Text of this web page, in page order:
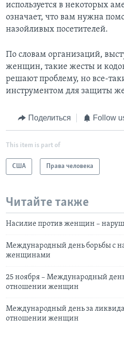
используется в некоторых
означает, что вам нужна
назойливых посетителей.
По словам организаций,
женщин, такие жесты и
решают проблему, но все-
инструментом для защиты
Поделиться Follow
This item is part of
США Права человека
Читайте также
Насилие против женщин –
Международный день борьбы с
женщинами
25 ноября – Международный
отношении женщин
Международный день за
отношении женщин